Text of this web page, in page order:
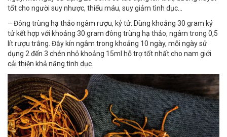
tốt cho người suy nhược, thiếu máu, suy giảm tình dục…
– Đông trùng hạ thảo ngâm rượu, kỷ tử: Dùng khoảng 30 gram kỷ
tử kết hợp với khoảng 30 gram đông trùng hạ thảo, ngâm trong 0,5
lít rượu trắng. Đậy kín ngâm trong khoảng 10 ngày, mỗi ngày sử
dụng 2 đến 3 chén nhỏ khoảng 15ml hỗ trợ tốt nhất cho nam giới
cải thiện khả năng tình dục.